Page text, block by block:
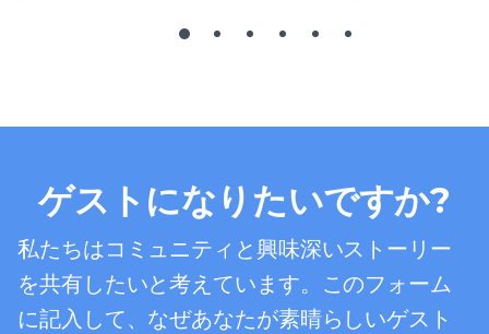
ゲストになりたいですか?
私たちはコミュニティと興味深いストーリー
を共有したいと考えています。このフォーム
に記入して、なぜあなたが素晴らしいゲスト